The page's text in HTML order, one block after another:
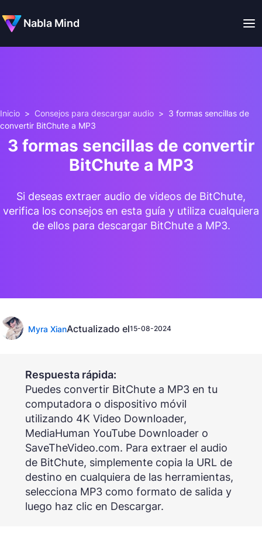
Nabla Mind
Inicio > Consejos para descargar audio > 3 formas sencillas de
convertir BitChute a MP3
3 formas sencillas de convertir
BitChute a MP3
Si deseas extraer audio de videos de BitChute,
verifica los consejos en esta guía y utiliza cualquiera
de ellos para descargar BitChute a MP3.
Myra XianActualizado el15-08-2024
Respuesta rápida:
Puedes convertir BitChute a MP3 en tu
computadora o dispositivo móvil
utilizando 4K Video Downloader,
MediaHuman YouTube Downloader o
SaveTheVideo.com. Para extraer el audio
de BitChute, simplemente copia la URL de
destino en cualquiera de las herramientas,
selecciona MP3 como formato de salida y
luego haz clic en Descargar.